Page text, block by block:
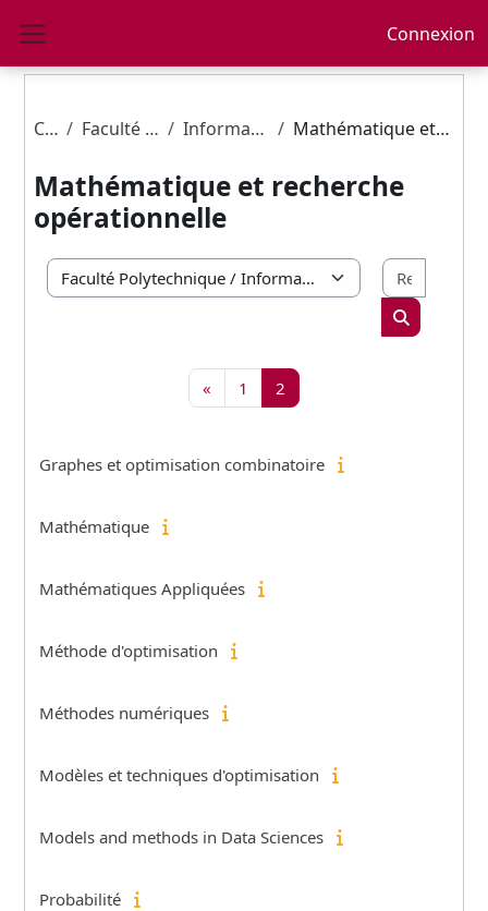
Connexion
Cours Faculté Polytechnique Informatique et gestion Mathématique et recherche opérationnelle
Mathématique et recherche
opérationnelle
Catégories de cours
« Page précédente
1 Page 1
2
Graphes et optimisation combinatoire
Mathématique
Mathématiques Appliquées
Méthode d'optimisation
Méthodes numériques
Modèles et techniques d'optimisation
Models and methods in Data Sciences
Probabilité